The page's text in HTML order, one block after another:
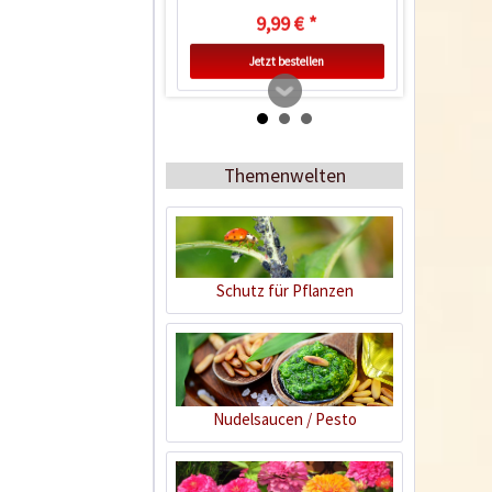
9,99 € *
Jetzt bestellen
Heizmatte 35 x 25cm
Inhalt1 Stück
37,99 € *
Ausverkauft
Themenwelten
Schutz für Pflanzen
Nudelsaucen / Pesto